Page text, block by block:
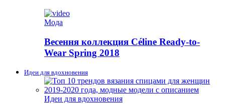
Мода
Весення коллекция Céline Ready-to-
Wear Spring 2018
Идеи для вдохновения
Идеи для вдохновения